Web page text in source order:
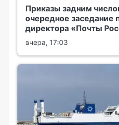
Приказы задним
очередное заседание
директора «Почты
вчера, 17:03